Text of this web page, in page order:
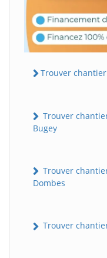
Trouver
Trouver
Bugey
Trouver
Dombes
Trouver